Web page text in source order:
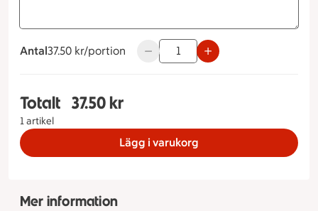
Antal
37.50 kronor per portion
37.50 kr/portion Använd knapparna för att
Totalt
1 artikel
Totalt 1 stycken Fruktfat, 37.50 kronor
37.50 kr
Lägg i varukorg
Mer information